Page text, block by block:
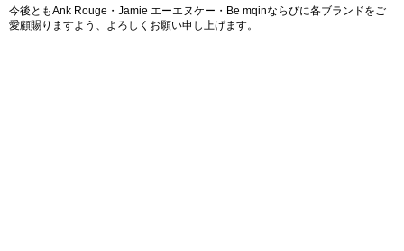
今後ともAnk Rouge・Jamie エーエヌケー・Be mqinならびに各ブランドをご
愛顧賜りますよう、よろしくお願い申し上げます。